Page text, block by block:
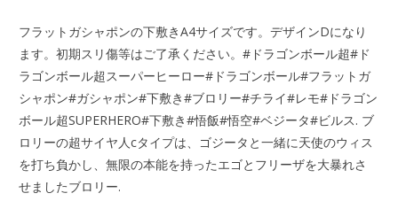
フラットガシャポンの下敷きA4サイズです。デザインDになり
ます。初期スリ傷等はご了承ください。#ドラゴンボール超#ド
ラゴンボール超スーパーヒーロー#ドラゴンボール#フラットガ
シャポン#ガシャポン#下敷き#ブロリー#チライ#レモ#ドラゴン
ボール超SUPERHERO#下敷き#悟飯#悟空#ベジータ#ビルス. ブ
ロリーの超サイヤ人cタイプは、ゴジータと一緒に天使のウィス
を打ち負かし、無限の本能を持ったエゴとフリーザを大暴れさ
せましたブロリー.